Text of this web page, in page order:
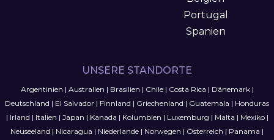
Portugal
Spanien
UNSERE STANDORTE
Argentinien | Australien | Brasilien | Chile| Costa Rica | Dänemark|
Deutschland | El Salvador | Finnland | Griechenland | Guatemala | Honduras
| Irland | Italien | Japan | Kanada | Kolumbien | Luxemburg | Malta | Mexiko|
Neuseeland | Nicaragua | Niederlande | Norwegen | Österreich | Panama |